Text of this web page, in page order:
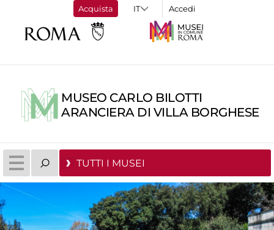
Acquista Accedi
MUSEO CARLO BILOTTI
ARANCIERA DI VILLA BORGHESE
TUTTI I MUSEI